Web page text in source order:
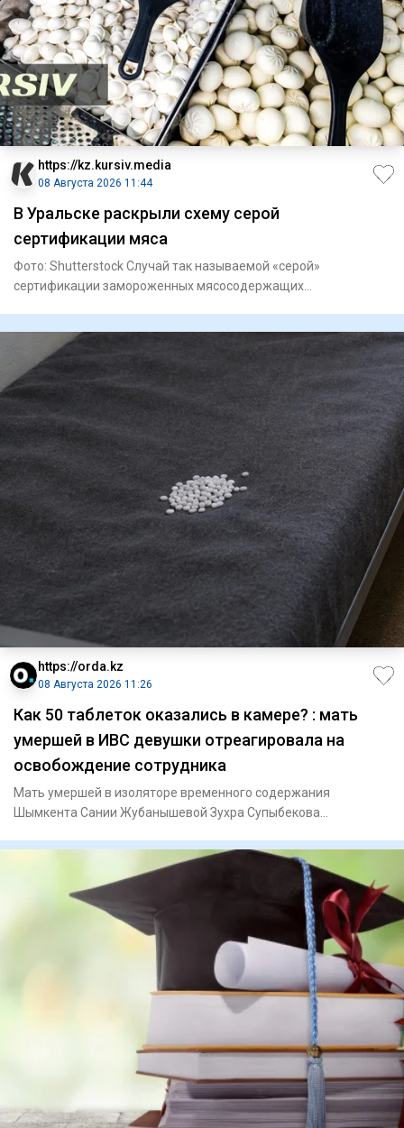
https://kz.kursiv.media
08 Августа 2026 11:44
В Уральске раскрыли схему серой
сертификации мяса
Фото: Shutterstock Случай так называемой «серой»
сертификации замороженных мясосодержащих
https://orda.kz
08 Августа 2026 11:26
Как 50 таблеток оказались в камере? : мать
умершей в ИВС девушки отреагировала на
освобождение сотрудника
Мать умершей в изоляторе временного содержания
Шымкента Сании Жубанышевой Зухра Супыбекова